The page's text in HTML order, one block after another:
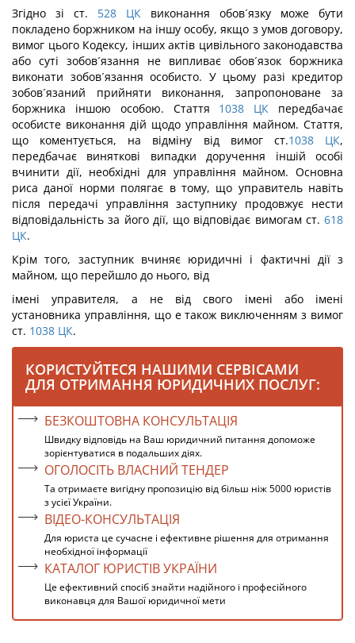
Згідно зі ст. 528 ЦК виконання обов´язку може бути
покладено боржником на іншу особу, якщо з умов договору,
вимог цього Кодексу, інших актів цивільного законодавства
або суті зобов´язання не випливає обов´язок боржника
виконати зобов´язання особисто. У цьому разі кредитор
зобов´язаний прийняти виконання, запропоноване за
боржника іншою особою. Стаття 1038 ЦК передбачає
особисте виконання дій щодо управління майном. Стаття,
що коментується, на відміну від вимог ст.1038 ЦК,
передбачає виняткові випадки доручення іншій особі
вчинити дії, необхідні для управління майном. Основна
риса даної норми полягає в тому, що управитель навіть
після передачі управління заступнику продовжує нести
відповідальність за його дії, що відповідає вимогам ст. 618
ЦК.
Крім того, заступник вчиняє юридичні і фактичні дії з
майном, що перейшло до нього, від
імені управителя, а не від свого імені або імені
установника управління, що е також виключенням з вимог
ст. 1038 ЦК.
КОРИСТУЙТЕСЯ НАШИМИ СЕРВІСАМИ
ДЛЯ ОТРИМАННЯ ЮРИДИЧНИХ ПОСЛУГ:
БЕЗКОШТОВНА КОНСУЛЬТАЦІЯ
Швидку відповідь на Ваш юридичний питання допоможе
зорієнтуватися в подальших діях.
ОГОЛОСІТЬ ВЛАСНИЙ ТЕНДЕР
Та отримаєте вигідну пропозицію від більш ніж 5000 юристів
з усієї України.
ВІДЕО-КОНСУЛЬТАЦІЯ
Для юриста це сучасне і ефективне рішення для отримання
необхідної інформації
КАТАЛОГ ЮРИСТІВ УКРАЇНИ
Це ефективний спосіб знайти надійного і професійного
виконавця для Вашої юридичної мети